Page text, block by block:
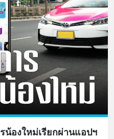
องใหม่เรียกผ่านแอปฯ